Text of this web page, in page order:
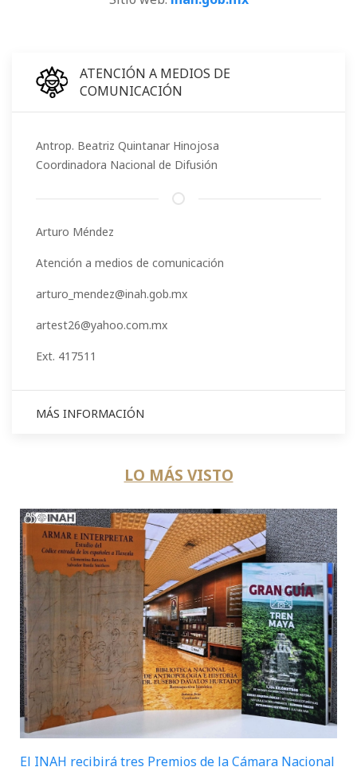
ATENCIÓN A MEDIOS DE
COMUNICACIÓN
Antrop. Beatriz Quintanar Hinojosa
Coordinadora Nacional de Difusión
Arturo Méndez
Atención a medios de comunicación
arturo_mendez@inah.gob.mx
artest26@yahoo.com.mx
Ext. 417511
MÁS INFORMACIÓN
LO MÁS VISTO
El INAH recibirá tres Premios de la Cámara Nacional